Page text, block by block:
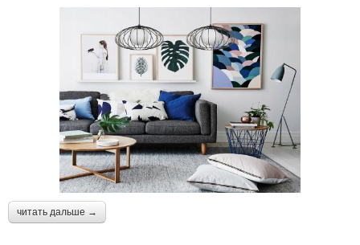
читать дальше →